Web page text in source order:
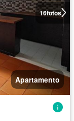
16fotos
Apartamento